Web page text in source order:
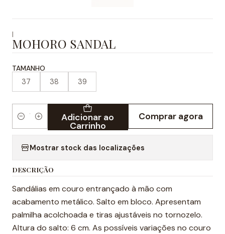
|
MOHORO SANDAL
TAMANHO
37 38 39
Quantidade Adicionar ao
Carrinho
Comprar agora
Mostrar stock das localizações
DESCRIÇÃO
Sandálias em couro entrançado à mão com
acabamento metálico. Salto em bloco. Apresentam
palmilha acolchoada e tiras ajustáveis no tornozelo.
Altura do salto: 6 cm. As possíveis variações no couro